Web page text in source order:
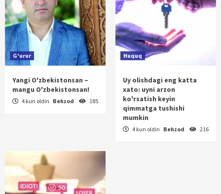
G'urur
Yangi O'zbekistonsan –
mangu O'zbekistonsan!
4 kun oldin Behzod 185
Huquq
Uy olishdagi eng katta
xato: uyni arzon
ko'rsatish keyin
qimmatga tushishi
mumkin
4 kun oldin Behzod 216